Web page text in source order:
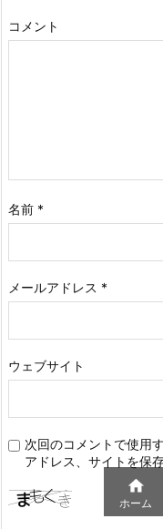
コメント
名前 *
メールアドレス *
ウェブサイト
次回のコメントで使用
アドレス、サイトを保存

ホーム